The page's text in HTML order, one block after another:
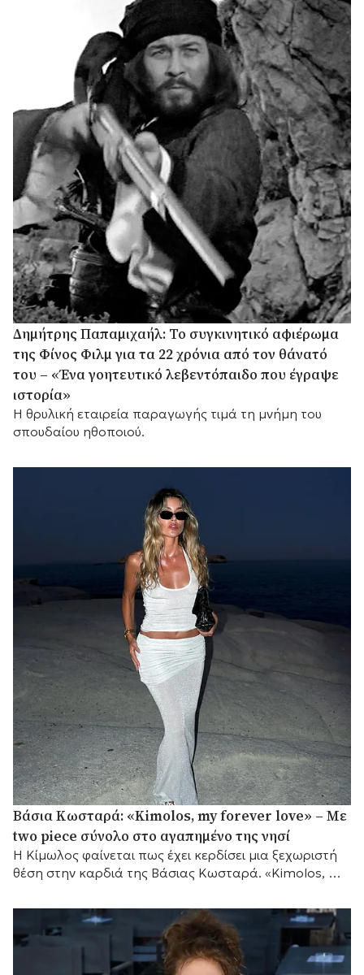
Δημήτρης Παπαμιχαήλ: Το συγκινητικό αφιέρωμα
της Φίνος Φιλμ για τα 22 χρόνια από τον θάνατό
του – «Ένα γοητευτικό λεβεντόπαιδο που έγραψε
ιστορία»
Η θρυλική εταιρεία παραγωγής τιμά τη μνήμη του
σπουδαίου ηθοποιού.
Βάσια Κωσταρά: «Kimolos, my forever love» – Με
two piece σύνολο στο αγαπημένο της νησί
Η Κίμωλος φαίνεται πως έχει κερδίσει μια ξεχωριστή
θέση στην καρδιά της Βάσιας Κωσταρά. «Kimolos, my